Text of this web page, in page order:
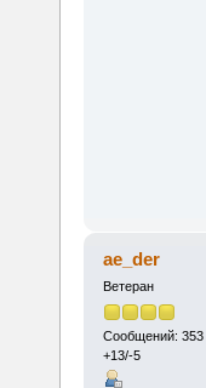
ae_der
Ветеран
Сообщений: 353
+13/-5